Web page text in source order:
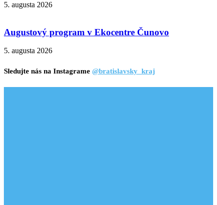
5. augusta 2026
Augustový program v Ekocentre Čunovo
5. augusta 2026
Sledujte nás na Instagrame @bratislavsky_kraj